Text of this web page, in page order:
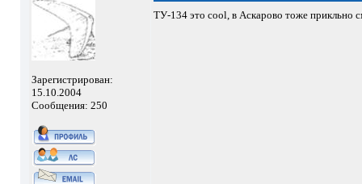
Зарегистрирован:
15.10.2004
Сообщения: 250
ТУ-134 это cool, в Аскарово тоже прикльно